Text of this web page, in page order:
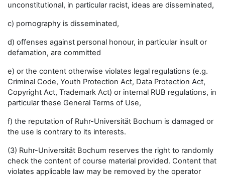
unconstitutional, in particular racist, ideas are disseminated,
c) pornography is disseminated,
d) offenses against personal honour, in particular insult or
defamation, are committed
e) or the content otherwise violates legal regulations (e.g.
Criminal Code, Youth Protection Act, Data Protection Act,
Copyright Act, Trademark Act) or internal RUB regulations, in
particular these General Terms of Use,
f) the reputation of Ruhr-Universität Bochum is damaged or
the use is contrary to its interests.
(3) Ruhr-Universität Bochum reserves the right to randomly
check the content of course material provided. Content that
violates applicable law may be removed by the operator